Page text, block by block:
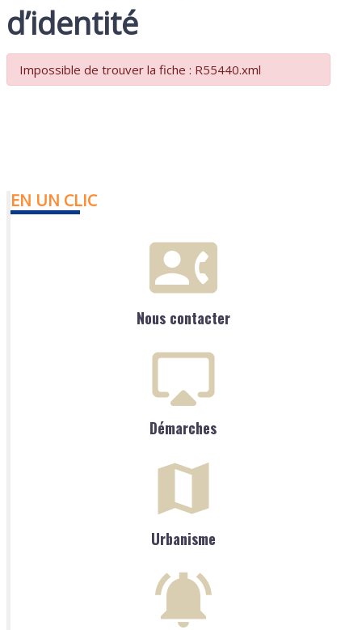
d’identité
Impossible de trouver la fiche : R55440.xml
EN UN CLIC
Nous contacter
Démarches
Urbanisme